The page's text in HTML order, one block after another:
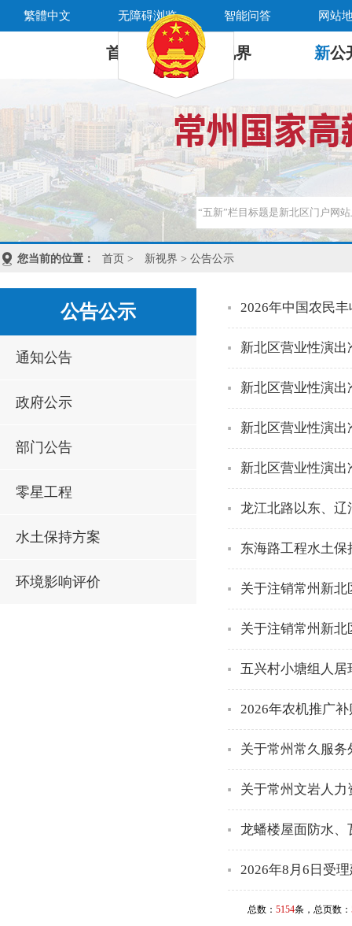
繁體中文 无障碍浏览 智能问答 网站
首 页 新 视界 新公
您当前的位置： 首页 > 新视界 > 公告公示
公告公示
通知公告
政府公示
部门公告
零星工程
水土保持方案
环境影响评价
2026年中国农民
新北区营业性演
新北区营业性演
新北区营业性演
新北区营业性演
龙江北路以东、
东海路工程水土
关于注销常州新
关于注销常州新
五兴村小塘组人
2026年农机推广
关于常州常久服
关于常州文岩人
龙蟠楼屋面防水
2026年8月6日受
总数： 5154条，总页数：